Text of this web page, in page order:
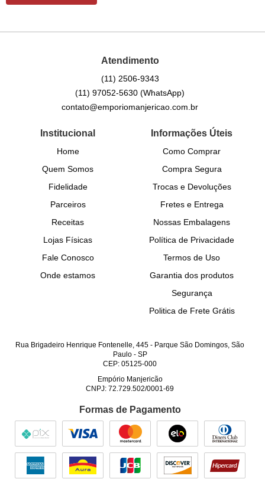
Atendimento
(11) 2506-9343
(11) 97052-5630(WhatsApp)
contato@emporiomanjericao.com.br
Institucional
Home
Quem Somos
Fidelidade
Parceiros
Receitas
Lojas Físicas
Fale Conosco
Onde estamos
Informações Úteis
Como Comprar
Compra Segura
Trocas e Devoluções
Fretes e Entrega
Nossas Embalagens
Política de Privacidade
Termos de Uso
Garantia dos produtos
Segurança
Politica de Frete Grátis
Rua Brigadeiro Henrique Fontenelle, 445 - Parque São Domingos, São
Paulo- SP
CEP: 05125-000
Empório Manjericão
CNPJ: 72.729.502/0001-69
Formas de Pagamento